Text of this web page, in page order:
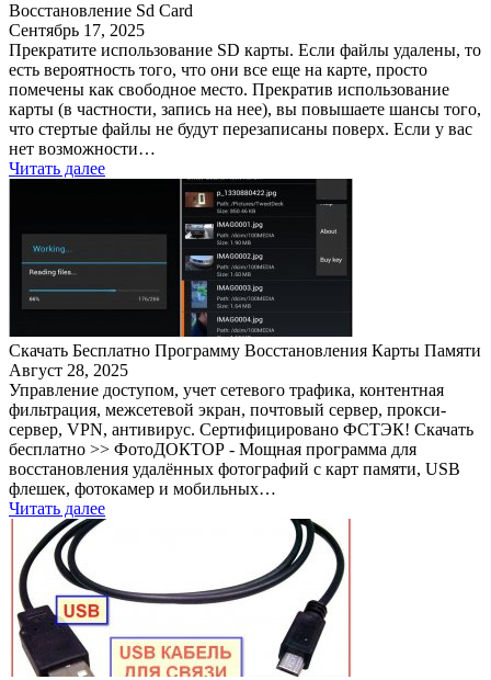
Восстановление Sd Card
Сентябрь 17, 2025
Прекратите использование SD карты. Если файлы удалены, то
есть вероятность того, что они все еще на карте, просто
помечены как свободное место. Прекратив использование
карты (в частности, запись на нее), вы повышаете шансы того,
что стертые файлы не будут перезаписаны поверх. Если у вас
нет возможности…
Читать далее
Скачать Бесплатно Программу Восстановления Карты Памяти
Август 28, 2025
Управление доступом, учет сетевого трафика, контентная
фильтрация, межсетевой экран, почтовый сервер, прокси-
сервер, VPN, антивирус. Сертифицировано ФСТЭК! Скачать
бесплатно >> ФотоДОКТОР - Мощная программа для
восстановления удалённых фотографий с карт памяти, USB
флешек, фотокамер и мобильных…
Читать далее